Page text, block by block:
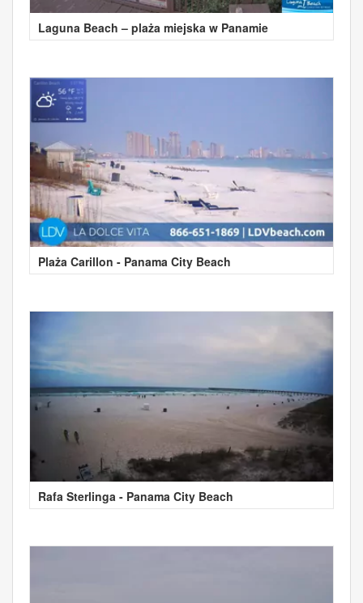
Laguna Beach – plaża miejska w Panamie
Plaża Carillon - Panama City Beach
Rafa Sterlinga - Panama City Beach